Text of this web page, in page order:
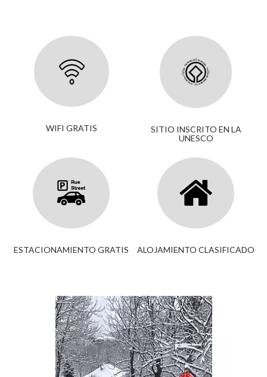
WIFI GRATIS
SITIO INSCRITO EN LA
UNESCO
ESTACIONAMIENTO GRATIS ALOJAMIENTO CLASIFICADO